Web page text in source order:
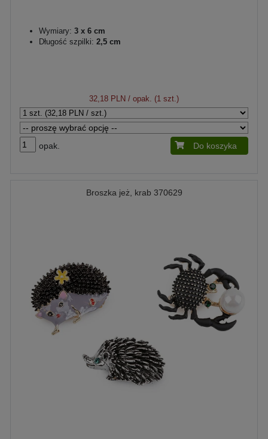
Wymiary: 3 x 6 cm
Długość szpilki: 2,5 cm
32,18 PLN / opak. (1 szt.)
opak. Do koszyka
Broszka jeż, krab 370629